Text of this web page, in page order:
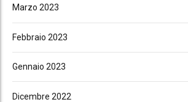
Marzo 2023
Febbraio 2023
Gennaio 2023
Dicembre 2022